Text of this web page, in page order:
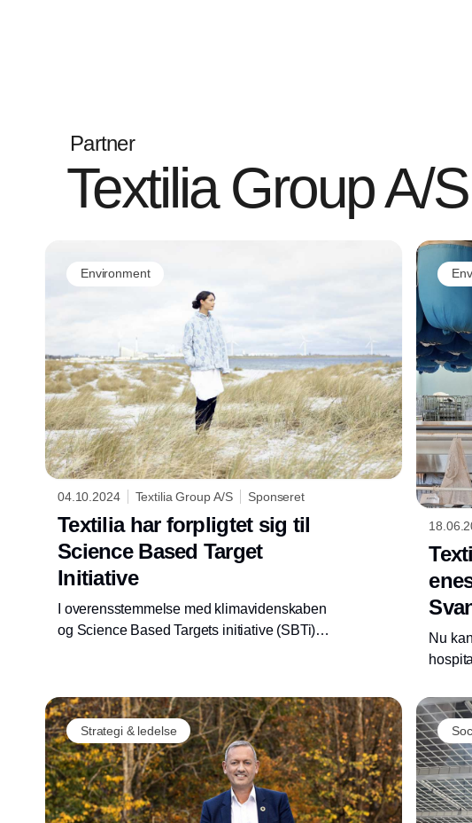
Partner
Textilia Group A/S
Environment
04.10.2024 Textilia Group A/S Sponseret
Textilia har forpligtet sig til
Science Based Target
Initiative
I overensstemmelse med klimavidenskaben
og Science Based Targets initiative (SBTi)
vores egen drift og i værdikæden. Dermed
tager vi det næste skridt på rejsen mod en
mere bæredygtig vaskeri- og tekstilservice.
Nu
er den
Strategi & ledelse